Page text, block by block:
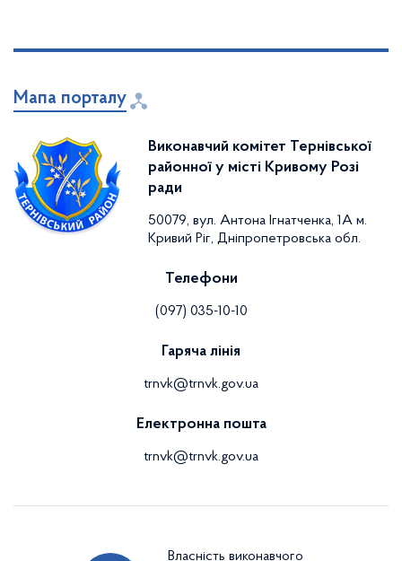
Мапа порталу
Виконавчий комітет Тернівської
районної у місті Кривому Розі
ради
50079, вул. Антона Ігнатченка, 1А м.
Кривий Ріг, Дніпропетровська обл.
Телефони
(097) 035-10-10
Гаряча лінія
trnvk@trnvk.gov.ua
Електронна пошта
trnvk@trnvk.gov.ua
Власність виконавчого